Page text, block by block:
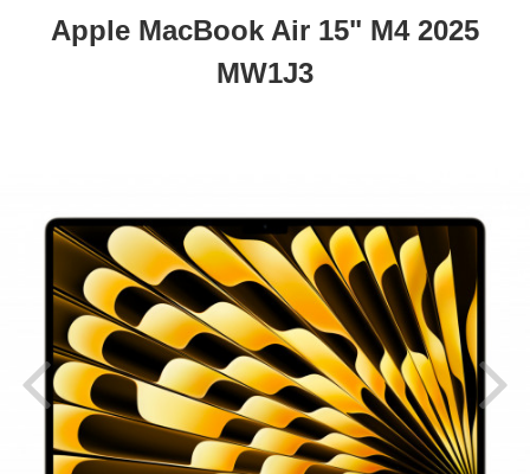
Apple MacBook Air 15" M4 2025
MW1J3